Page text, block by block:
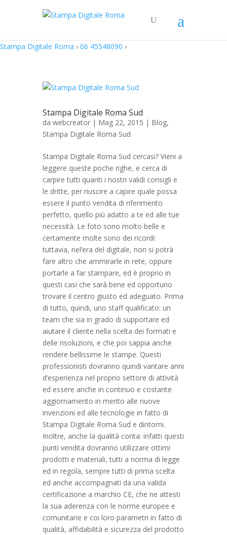
Stampa Digitale Roma › 06 45548090 ›
Stampa Digitale Roma Sud
da webcreator | Mag 22, 2015 | Blog,
Stampa Digitale Roma Sud
Stampa Digitale Roma Sud cercasi? Vieni a
leggere queste poche righe, e cerca di
carpire tutti quanti i nostri validi consigli e
le dritte, per riuscire a capire quale possa
essere il punto vendita di riferimento
perfetto, quello più adatto a te ed alle tue
necessità. Le foto sono molto belle e
certamente molte sono dei ricordi:
tuttavia, nel’era del digitale, non si potrà
fare altro che ammirarle in rete, oppure
portarle a far stampare, ed è proprio in
questi casi che sarà bene ed opportuno
trovare il centro giusto ed adeguato. Prima
di tutto, quindi, uno staff qualificato: un
team che sia in grado di supportare ed
aiutare il cliente nella scelta dei formati e
delle risoluzioni, e che poi sappia anche
rendere bellissime le stampe. Questi
professionisti dovranno quindi vantare anni
d’esperienza nel proprio settore di attività
ed essere anche in continuo e costante
aggiornamento in merito alle nuove
invenzioni ed alle tecnologie in fatto di
Stampa Digitale Roma Sud e dintorni.
Inoltre, anche la qualità conta: infatti questi
punti vendita dovranno utilizzare ottimi
prodotti e materiali, tutti a norma di legge
ed in regola, sempre tutti di prima scelta
ed anche accompagnati da una valida
certificazione a marchio CE, che ne attesti
la sua aderenza con le norme europee e
comunitarie e coi loro parametri in fatto di
qualità, affidabilità e sicurezza del prodotto